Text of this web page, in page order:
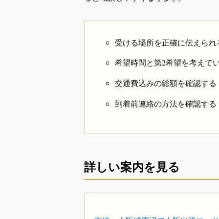
受ける場所を正確に伝えられ
希望時間と第2希望を考えて
交通費込みの総額を確認する
到着前連絡の方法を確認する
詳しい案内を見る